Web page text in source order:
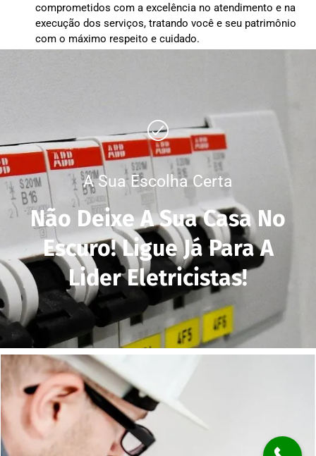
comprometidos com a excelência no atendimento e na
execução dos serviços, tratando você e seu patrimônio
com o máximo respeito e cuidado.
A Sua Escolha Certa
Não Deixe A Sua Casa No
Escuro! Ligue Já Para A
Lider Eletricistas!